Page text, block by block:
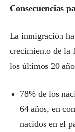
Consecuencias
La inmigración
crecimiento de la
los últimos 20
78% de los
64 años, en
nacidos en el